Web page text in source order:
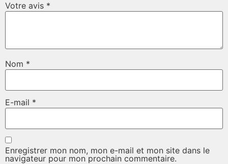
Votre avis *
Nom *
E-mail *
Enregistrer mon nom, mon e-mail et mon site dans le
navigateur pour mon prochain commentaire.